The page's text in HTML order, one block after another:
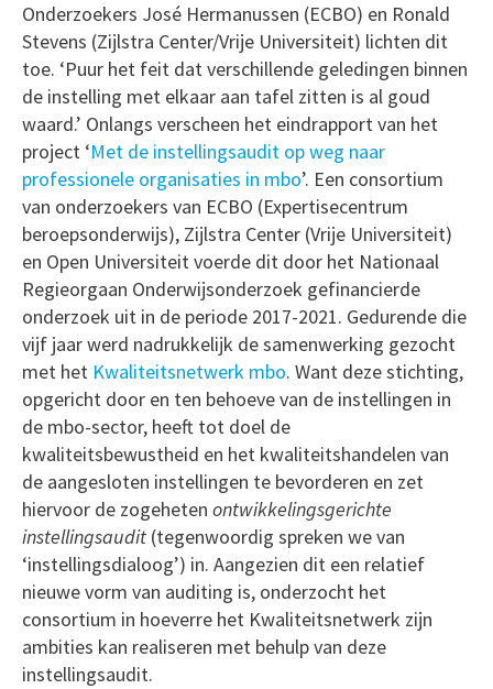
Onderzoekers José Hermanussen (ECBO) en Ronald
Stevens (Zijlstra Center/Vrije Universiteit) lichten dit
toe. ‘Puur het feit dat verschillende geledingen binnen
de instelling met elkaar aan tafel zitten is al goud
waard.’ Onlangs verscheen het eindrapport van het
project ‘Met de instellingsaudit op weg naar
professionele organisaties in mbo’. Een consortium
van onderzoekers van ECBO (Expertisecentrum
beroepsonderwijs), Zijlstra Center (Vrije Universiteit)
en Open Universiteit voerde dit door het Nationaal
Regieorgaan Onderwijsonderzoek gefinancierde
onderzoek uit in de periode 2017-2021. Gedurende die
vijf jaar werd nadrukkelijk de samenwerking gezocht
met het Kwaliteitsnetwerk mbo. Want deze stichting,
opgericht door en ten behoeve van de instellingen in
de mbo-sector, heeft tot doel de
kwaliteitsbewustheid en het kwaliteitshandelen van
de aangesloten instellingen te bevorderen en zet
hiervoor de zogeheten ontwikkelingsgerichte
instellingsaudit (tegenwoordig spreken we van
‘instellingsdialoog’) in. Aangezien dit een relatief
nieuwe vorm van auditing is, onderzocht het
consortium in hoeverre het Kwaliteitsnetwerk zijn
ambities kan realiseren met behulp van deze
instellingsaudit.